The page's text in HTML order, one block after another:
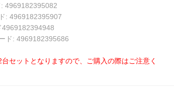
: 4969182395082
: 4969182395907
4969182394948
ド: 4969182395686
セットとなりますので、ご購入の際はご注意く